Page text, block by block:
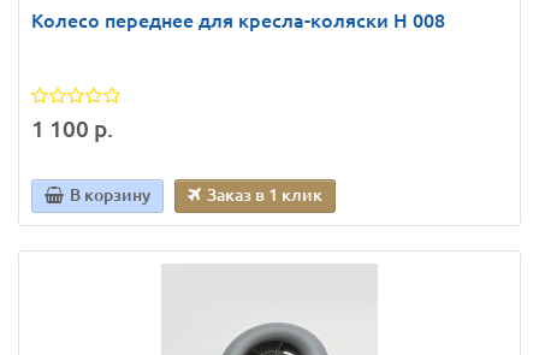
Колесо переднее для кресла-коляски Н 008
1 100 р.
В корзину Заказ в 1 клик